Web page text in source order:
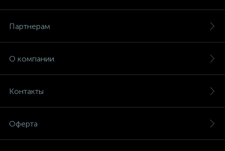
Партнерам
О компании
Контакты
Оферта